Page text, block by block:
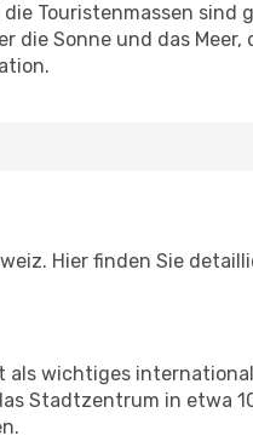
Touristenmassen sind
die Sonne und das Meer,
Hier finden Sie
wichtiges
Stadtzentrum in etwa